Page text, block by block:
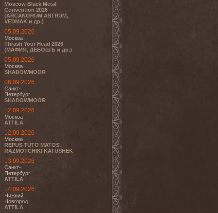
Moscow Black Metal
Convention 2026
(ARCANORUM ASTRUM,
VEDMAK и др.)
05.09.2026
Москва
Thrash Your Head 2026
(МАФИЯ, ДЕБОШЪ и др.)
05.09.2026
Москва
SHADOWMOOR
06.09.2026
Санкт-
Петербург
SHADOWMOOR
12.09.2026
Москва
ATTILA
12.09.2026
Москва
REPUS TUTO MATOS,
RAZMOTCHIKI KATUSHEK
13.09.2026
Санкт-
Петербург
ATTILA
14.09.2026
Нижний
Новгород
ATTILA